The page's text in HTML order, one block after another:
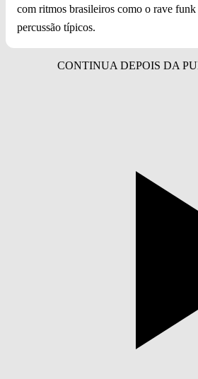
com ritmos brasileiros como o rave funk
percussão típicos.